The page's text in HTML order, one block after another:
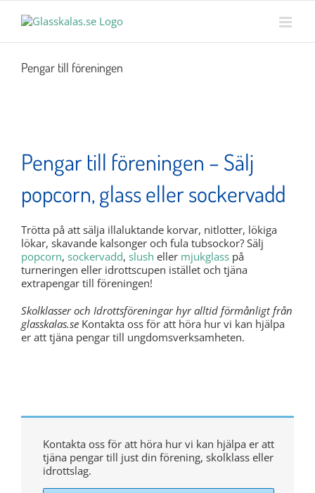
Pengar till föreningen
Pengar till föreningen – Sälj
popcorn, glass eller sockervadd
Trötta på att sälja illaluktande korvar, nitlotter, lökiga
lökar, skavande kalsonger och fula tubsockor? Sälj
popcorn, sockervadd, slush eller mjukglass på
turneringen eller idrottscupen istället och tjäna
extrapengar till föreningen!
Skolklasser och Idrottsföreningar hyr alltid förmånligt från
glasskalas.se Kontakta oss för att höra hur vi kan hjälpa
er att tjäna pengar till ungdomsverksamheten.
Kontakta oss för att höra hur vi kan hjälpa er att
tjäna pengar till just din förening, skolklass eller
idrottslag.
MENY